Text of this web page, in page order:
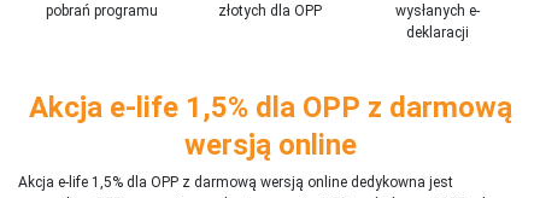
pobrań programu
złotych dla OPP
wysłanych e-
deklaracji
Akcja e-life 1,5% dla OPP z darmową
wersją online
Akcja e-life 1,5% dla OPP z darmową wersją online dedykowna jest